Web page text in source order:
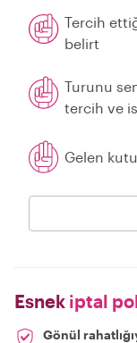
Tercih
belirt
Turunu
tercih ve
Gelen
Esnek iptal
Gönül